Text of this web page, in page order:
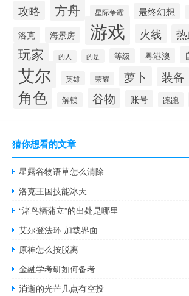
攻略 方舟 星际争霸 最终幻想
洛克 海景房 游戏 火线
玩家 的人 的是 等级 粤港澳
艾尔 英雄 荣耀 萝卜 装备
角色 解锁 谷物 账号 跑跑
猜你想看的文章
星露谷物语草怎么清除
洛克王国技能冰天
“渚鸟栖蒲立”的出处是哪里
艾尔登法环 加载界面
原神怎么按脱离
金融学考研如何备考
消逝的光芒几点有空投